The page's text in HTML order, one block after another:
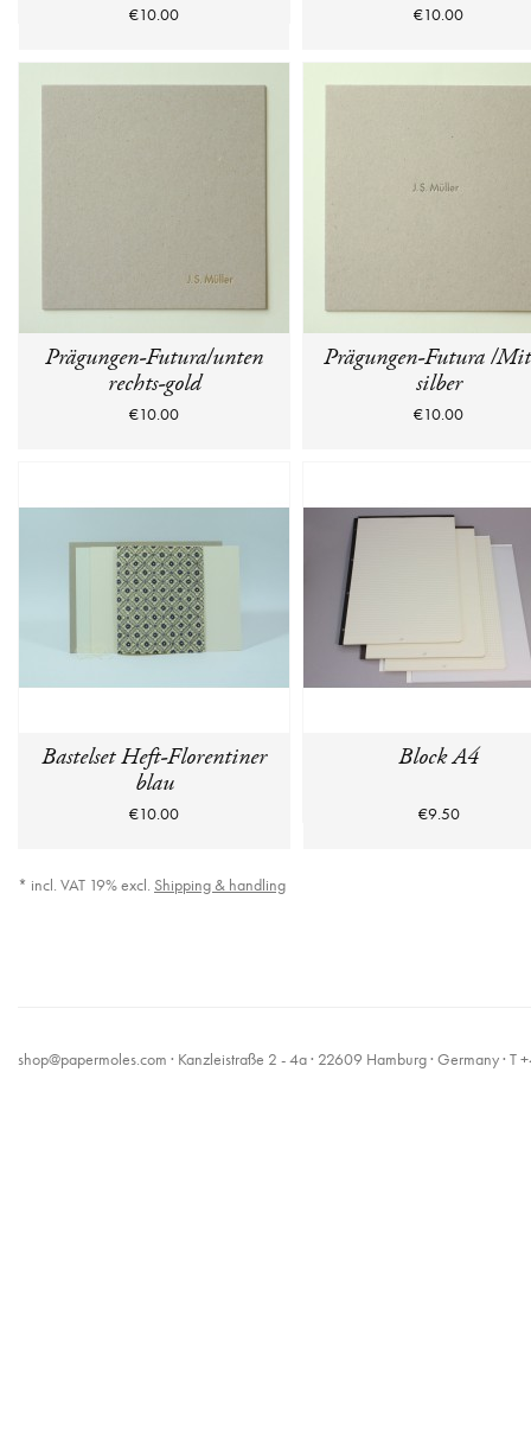
€10.00 €10.00
Prägungen-Futura/unten
rechts-gold
€10.00
Prägungen-Futura /
silber
€10.00
Bastelset Heft-Florentiner
blau
€10.00
Block A4
€9.50
* incl. VAT 19% excl. Shipping & handling
shop@papermoles.com · Kanzleistraße 2 - 4a · 22609 Hamburg · Germany ·